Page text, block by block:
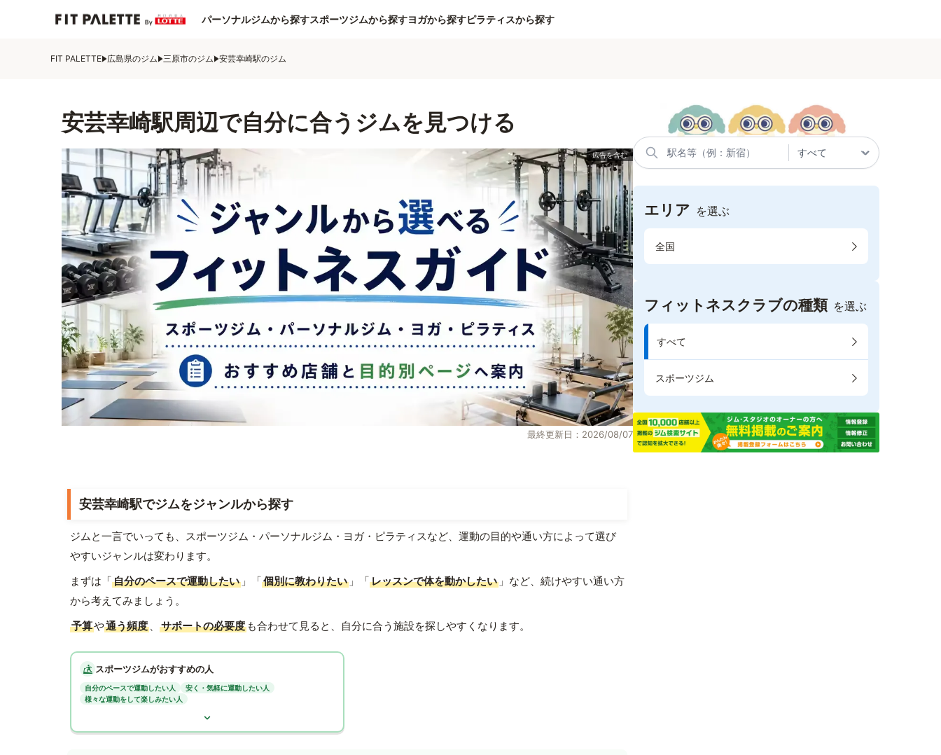
パーソナルジムから探すスポーツジムから探すヨガから探すピラティスから探す
FIT PALETTE 広島県のジム 三原市のジム 安芸幸崎駅のジム
安芸幸崎駅周辺で自分に合うジムを見つける
最終更新日：2026/08/07
安芸幸崎駅でジムをジャンルから探す
ジムと一言でいっても、スポーツジム・パーソナルジム・ヨガ・ピラティスなど、運動の目的や通い方によって選び
やすいジャンルは変わります。
まずは「自分のペースで運動したい 」「個別に教わりたい 」「レッスンで体を動かしたい 」など、続けやすい通い方
から考えてみましょう。
予算や通う頻度 、 サポートの必要度 も合わせて見ると、自分に合う施設を探しやすくなります。
スポーツジムがおすすめの人
自分のペースで運動したい人
安く・気軽に運動したい人
様々な運動をして楽しみたい人
エリア を選ぶ
全国
フィットネスクラブの種類 を選ぶ
すべて
スポーツジム